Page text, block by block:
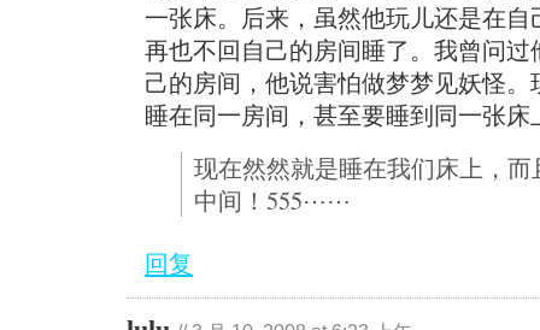
一张床。后来，虽然他玩儿还是在自
再也不回自己的房间睡了。我曾问过
己的房间，他说害怕做梦梦见妖怪。
睡在同一房间，甚至要睡到同一张床
现在然然就是睡在我们床上，而
中间！555⋯⋯
回复